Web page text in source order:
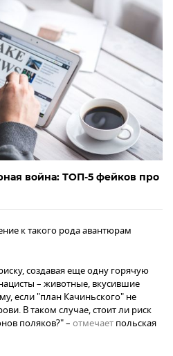
война: ТОП-5 фейков про
к такого рода авантюрам
создавая еще одну горячую
– животные, вкусившие
если "план Качиньского" не
В таком случае, стоит ли риск
поляков?" – отмечает польская